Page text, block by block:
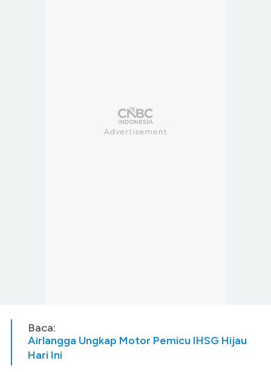
Baca:
Airlangga Ungkap Motor Pemicu IHSG Hijau
Hari Ini